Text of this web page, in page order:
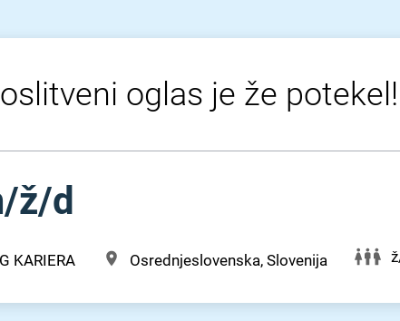
oglas je že potekel!
⁠ž⁠/⁠d
KARIERA Osrednjeslovenska, Slovenija